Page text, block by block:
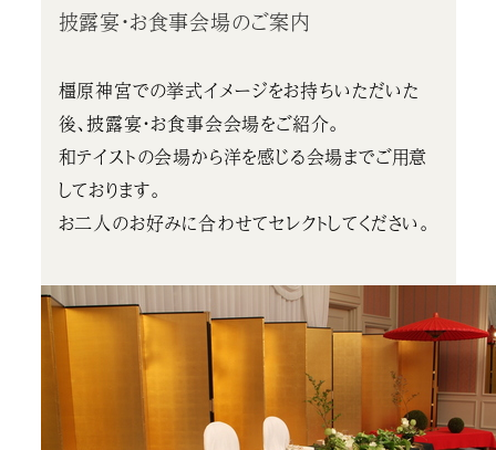
披露宴・お食事会場のご案内
橿原神宮での挙式イメージをお持ちいただいた
後、披露宴・お食事会会場をご紹介。
和テイストの会場から洋を感じる会場までご用意
しております。
お二人のお好みに合わせてセレクトしてください。